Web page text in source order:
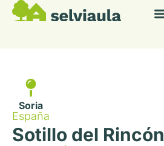
Soria
España
Sotillo del Rincón